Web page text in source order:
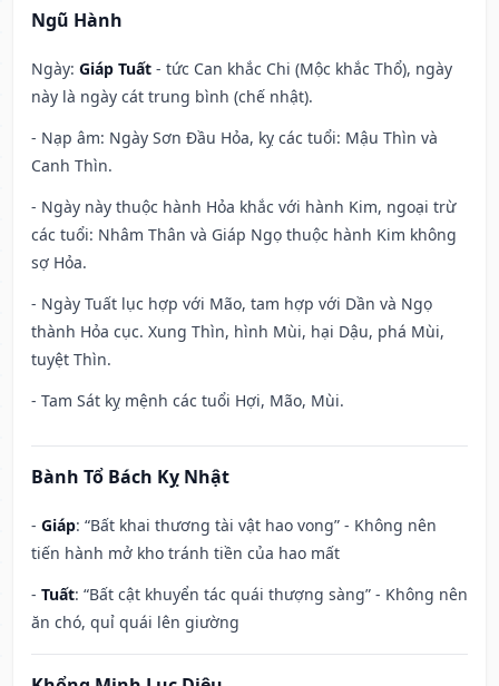
Ngũ Hành
Ngày: Giáp Tuất - tức Can khắc Chi (Mộc khắc Thổ), ngày
này là ngày cát trung bình (chế nhật).
- Nạp âm: Ngày Sơn Đầu Hỏa, kỵ các tuổi: Mậu Thìn và
Canh Thìn.
- Ngày này thuộc hành Hỏa khắc với hành Kim, ngoại trừ
các tuổi: Nhâm Thân và Giáp Ngọ thuộc hành Kim không
sợ Hỏa.
- Ngày Tuất lục hợp với Mão, tam hợp với Dần và Ngọ
thành Hỏa cục. Xung Thìn, hình Mùi, hại Dậu, phá Mùi,
tuyệt Thìn.
- Tam Sát kỵ mệnh các tuổi Hợi, Mão, Mùi.
Bành Tổ Bách Kỵ Nhật
- Giáp: “Bất khai thương tài vật hao vong” - Không nên
tiến hành mở kho tránh tiền của hao mất
- Tuất: “Bất cật khuyển tác quái thượng sàng” - Không nên
ăn chó, quỉ quái lên giường